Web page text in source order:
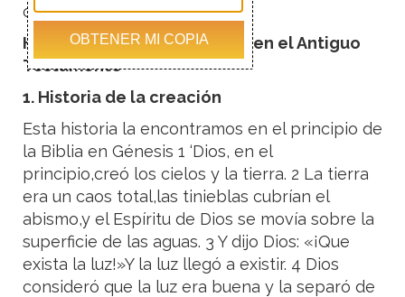
olvidarán.
Historias biblicas para niños en el Antiguo
Testamento
1. Historia de la creación
Esta historia la encontramos en el principio de
la Biblia en Génesis 1 ‘Dios, en el
principio,creó los cielos y la tierra. 2 La tierra
era un caos total,las tinieblas cubrían el
abismo,y el Espíritu de Dios se movía sobre la
superficie de las aguas. 3 Y dijo Dios: «¡Que
exista la luz!»Y la luz llegó a existir. 4 Dios
consideró que la luz era buena y la separó de